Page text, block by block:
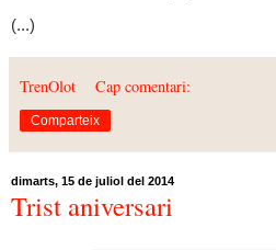
(...)
TrenOlot Cap comentari:
Comparteix
dimarts, 15 de juliol del 2014
Trist aniversari